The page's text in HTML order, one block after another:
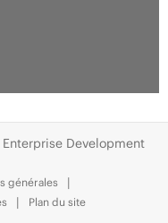
Development
générales
Plan du site